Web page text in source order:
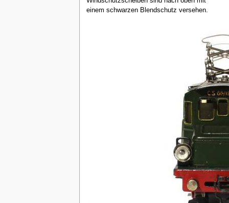
einem schwarzen Blendschutz versehen.